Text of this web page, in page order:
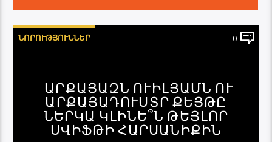
ՆՈՐՈՒԹՅՈՒՆՆԵՐ 0
ԱՐՔԱՅԱԶՆ ՈՒԻԼՅԱՄՆ ՈՒ
ԱՐՔԱՅԱԴՈՒՍՏՐ ՔԵՅԹԸ
ՆԵՐԿԱ ԿԼԻՆԵ՞Ն ԹԵՅԼՈՐ
ՍՎԻՖԹԻ ՀԱՐՍԱՆԻՔԻՆ